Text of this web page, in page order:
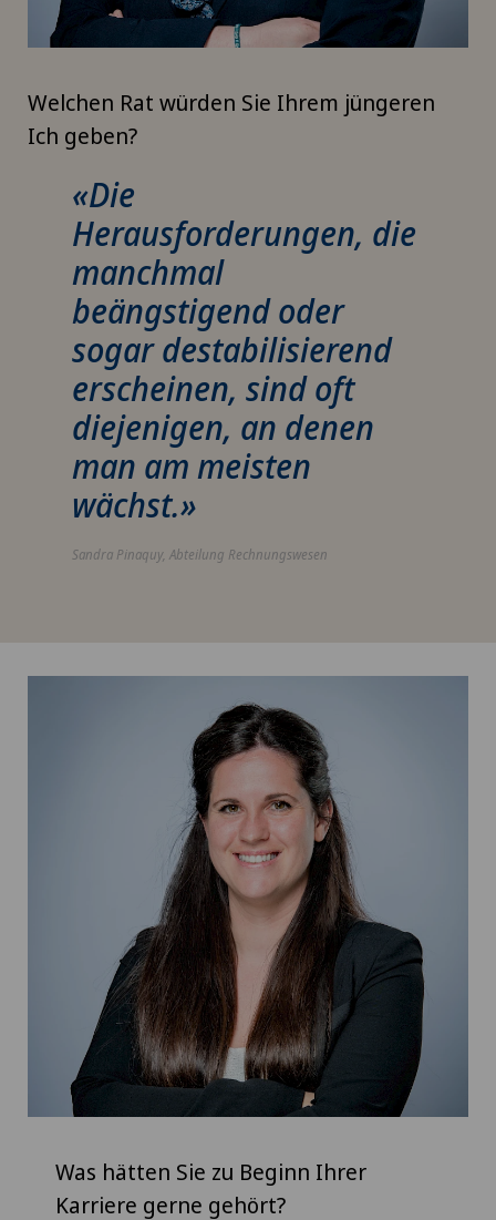
Welchen Rat würden Sie Ihrem jüngeren
Ich geben?
«Die
Herausforderungen, die
manchmal
beängstigend oder
sogar destabilisierend
erscheinen, sind oft
diejenigen, an denen
man am meisten
wächst.»
Sandra Pinaquy, Abteilung Rechnungswesen
Was hätten Sie zu Beginn Ihrer
Karriere gerne gehört?